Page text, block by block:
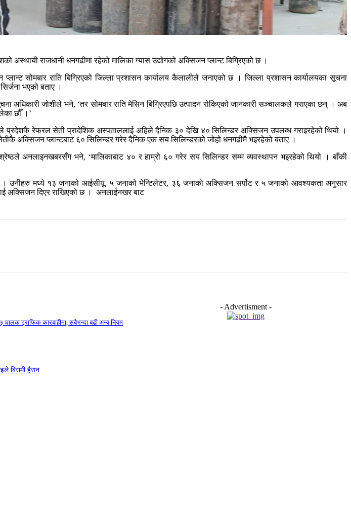
राजधानी धनगढीमा रहेको मालिका ग्यास उद्योगको अक्सिजन प्लान्ट बिग्रिएको छ ।
सोमबार राति बिग्रिएको जिल्ला प्रशासन कार्यालय कैलालीले जनाएको छ । जिल्ला प्रशासन कार्यालयका सूचना
भएको बताए ।
अधिकारी जोशीले भने, ‘तर सोमबार राति मेसिन बिग्रिएपछि उत्पादन रोकिएको जानकारी सञ्चालकले गराएका छन् । अब
छौँ ।’
प्रदेशकै रेफरल सेती प्रादेशिक अस्पताललाई अहिले दैनिक ३० देखि ४० सिलिन्डर अक्सिजन उपलब्ध गराइरहेको थियो ।
अक्सिजन प्लान्टबाट ६० सिलिन्डर गरेर दैनिक एक सय सिलिन्डरको जोहो धनगढीमै भइरहेको बताए ।
अनलाइनखबरसँग भने, ‘मालिकाबाट ४० र हाम्रो ६० गरेर सय सिलिन्डर सम्म व्यवस्थापन भइरहेको थियो । बाँकी
उनीहरु मध्ये १३ जनाको आईसीयू, ५ जनाको भेन्टिलेटर, ३६ जनाको अक्सिजन सर्पोट र ५ जनाको आवश्यकता अनुसार
अक्सिजन दिएर राखिएको छ । अनलाईनखर बाट
चालक ट्राफिक कारबाहीमा, सबैभन्दा बढी अन्य नियम
- Advertisment -
बिरामी हैरान